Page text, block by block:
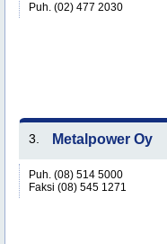
Puh. (02) 477 2030
3. Metalpower Oy
Puh. (08) 514 5000
Faksi (08) 545 1271